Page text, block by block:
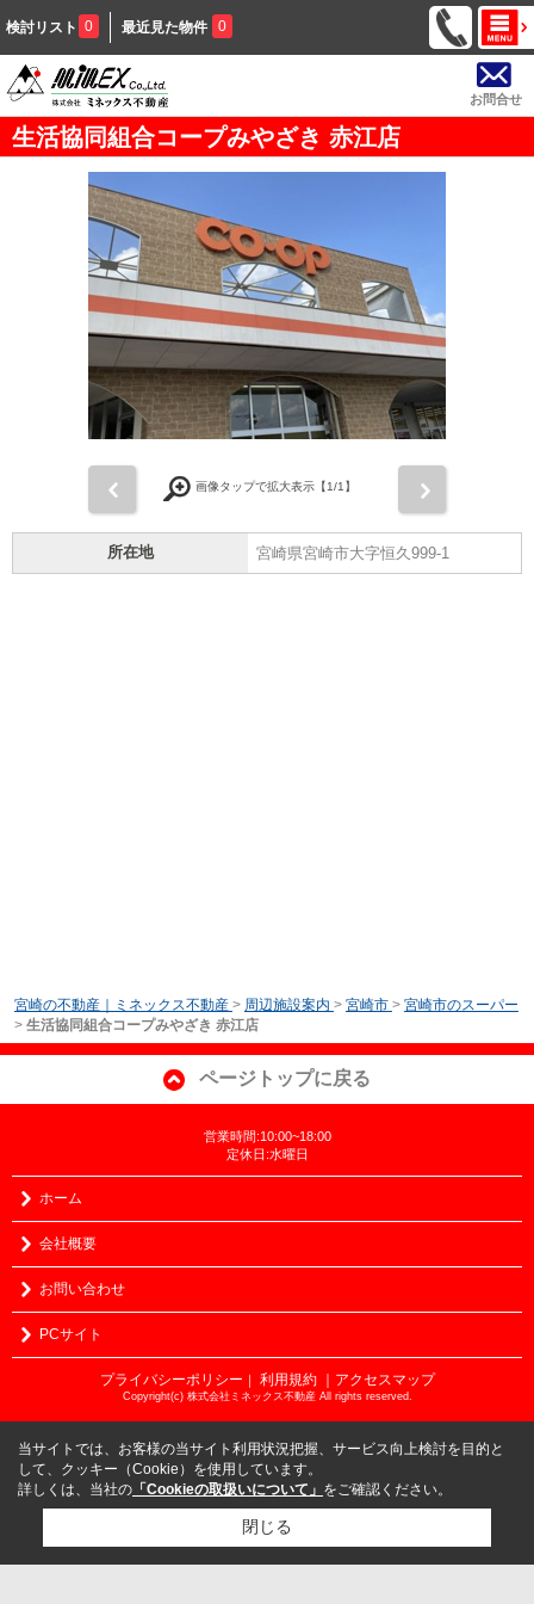
検討リスト 0 最近見た物件 0
お問合せ
生活協同組合コープみやざき 赤江店
画像タップで拡大表示【1/1】
所在地 宮崎県宮崎市大字恒久999-1
宮崎の不動産｜ミネックス不動産 > 周辺施設案内 > 宮崎市 > 宮崎市のスーパー
> 生活協同組合コープみやざき 赤江店
ページトップに戻る
営業時間:10:00~18:00
定休日:水曜日
ホーム
会社概要
お問い合わせ
PCサイト
プライバシーポリシー ｜ 利用規約 ｜アクセスマップ
Copyright(c) 株式会社ミネックス不動産 All rights reserved.
当サイトでは、お客様の当サイト利用状況把握、サービス向上検討を目的と
して、クッキー（Cookie）を使用しています。
詳しくは、当社の 「Cookieの取扱いについて」 をご確認ください。
閉じる